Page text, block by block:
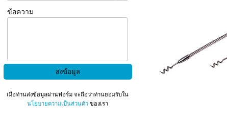
ข้อความ
เมื่อท่านส่งข้อมูลผ่านฟอร์ม จะถือว่าท่านยอมรับใน
นโยบายความเป็นส่วนตัวของเรา